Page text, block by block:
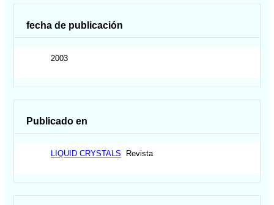
fecha de publicación
2003
Publicado en
LIQUID CRYSTALS Revista